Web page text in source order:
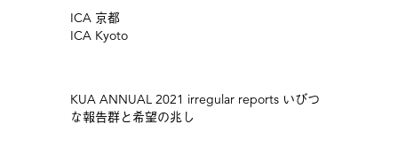
ICA 京都
ICA Kyoto
KUA ANNUAL 2021 irregular reports いびつ
な報告群と希望の兆し